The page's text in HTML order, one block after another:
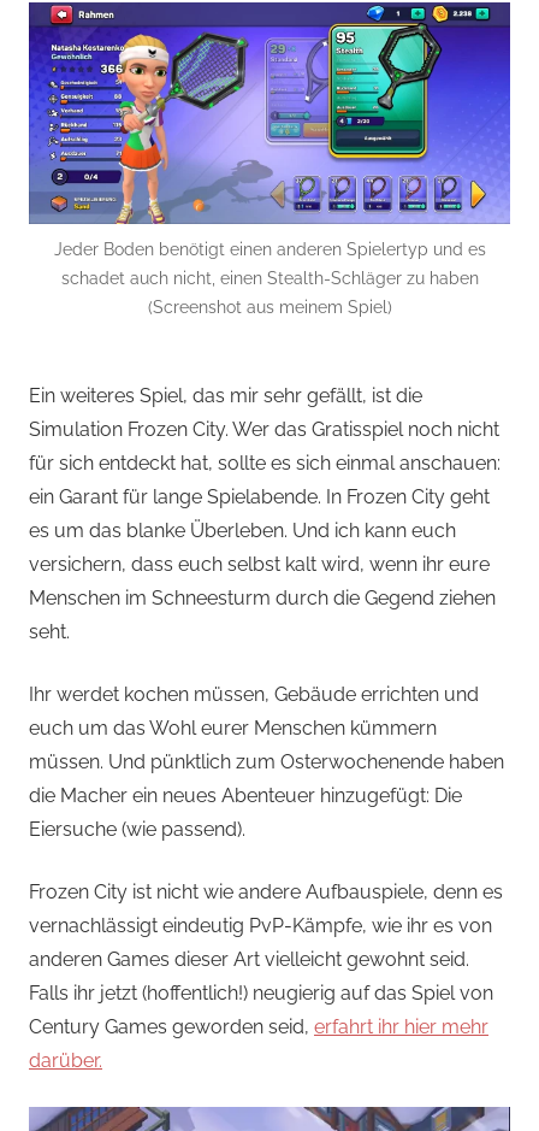
Jeder Boden benötigt einen anderen Spielertyp und es
schadet auch nicht, einen Stealth-Schläger zu haben
(Screenshot aus meinem Spiel)
Ein weiteres Spiel, das mir sehr gefällt, ist die
Simulation Frozen City. Wer das Gratisspiel noch nicht
für sich entdeckt hat, sollte es sich einmal anschauen:
ein Garant für lange Spielabende. In Frozen City geht
es um das blanke Überleben. Und ich kann euch
versichern, dass euch selbst kalt wird, wenn ihr eure
Menschen im Schneesturm durch die Gegend ziehen
seht.
Ihr werdet kochen müssen, Gebäude errichten und
euch um das Wohl eurer Menschen kümmern
müssen. Und pünktlich zum Osterwochenende haben
die Macher ein neues Abenteuer hinzugefügt: Die
Eiersuche (wie passend).
Frozen City ist nicht wie andere Aufbauspiele, denn es
vernachlässigt eindeutig PvP-Kämpfe, wie ihr es von
anderen Games dieser Art vielleicht gewohnt seid.
Falls ihr jetzt (hoffentlich!) neugierig auf das Spiel von
Century Games geworden seid, erfahrt ihr hier mehr
darüber.